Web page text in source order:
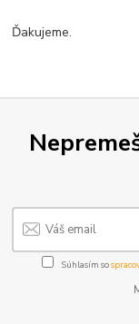
Ďakujeme.
Súhlasím so